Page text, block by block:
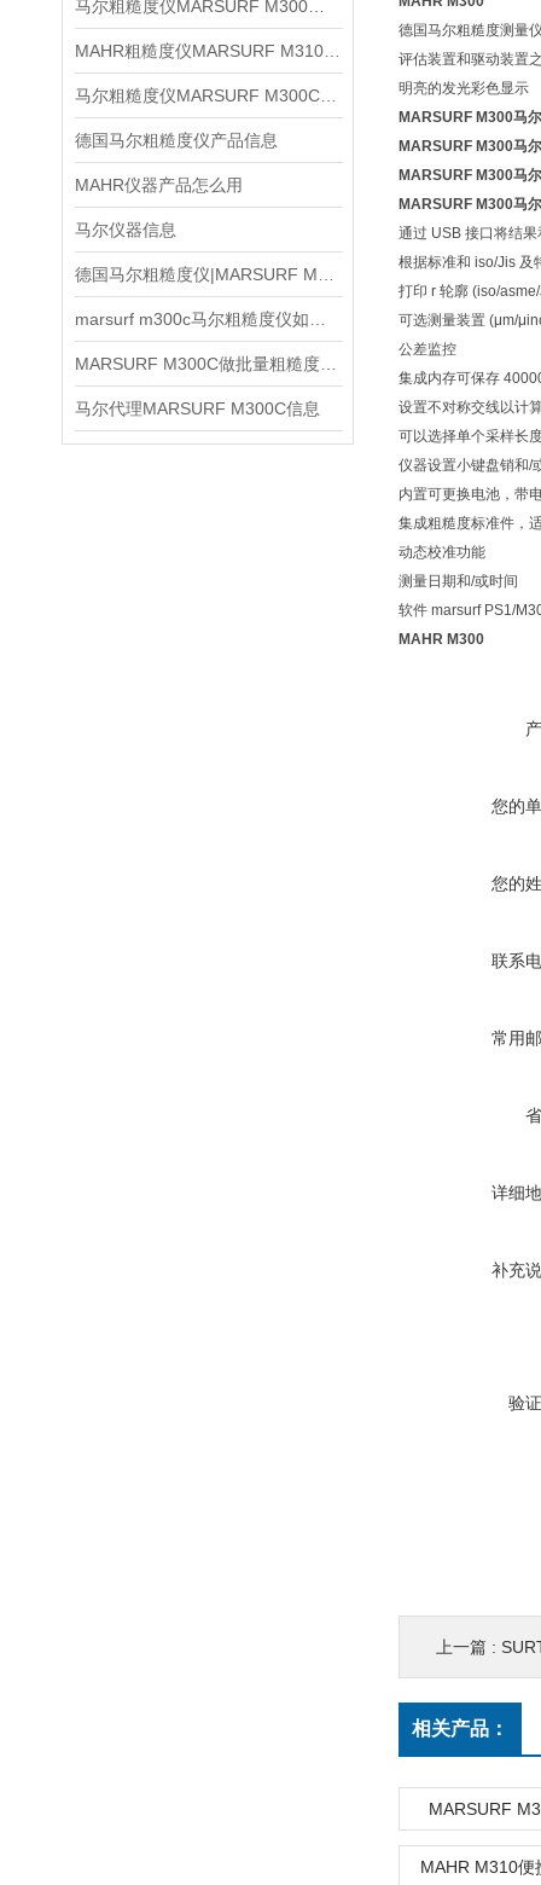
德国马尔粗糙度仪产品信息
MAHR仪器产品怎么用
马尔仪器信息
马尔代理MARSURF M300C信息
德国马尔粗糙度测量
评估装置和驱动装置
明亮的发光彩色显示
MARSURF M300马
MARSURF M300马
MARSURF M300马
MARSURF M300马
通过 USB 接口将结
根据标准和 iso/Jis 及
打印 r 轮廓 (iso/
可选测量装置 (μm/
公差监控
集成内存可保存
设置不对称交线以计
可以选择单个采样长
仪器设置小键盘销和/
内置可更换电池，带
集成粗糙度标准件，
动态校准功能
测量日期和/或时间
软件 marsurf PS1/
MAHR M300
您的
您的
联系
常用
详细
补充
验
上一篇 :
相关产品：
MARSURF
MAHR M310便